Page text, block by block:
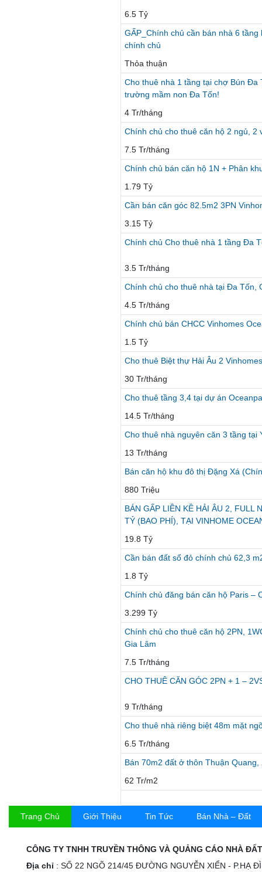
6.5 Tỷ
GẤP_Chính chủ cần bán nhà 6
chính chủ
Thỏa thuận
Cho thuê nhà 1 tầng tại chợ Bún Đa
trường mầm non Đa Tốn!
4 Tr/tháng
Chính chủ cho thuê căn hộ 2 ngủ, 2
7.5 Tr/tháng
Chính chủ bán căn hộ 1N + Phân
1.79 Tỷ
Cần bán căn góc 82.5m2 3PN
3.15 Tỷ
Chính chủ Cho thuê nhà 1 tầng Đa
3.5 Tr/tháng
Chính chủ cho thuê nhà tại Đa Tốn,
4.5 Tr/tháng
Chính chủ bán CHCC Vinhomes
1.5 Tỷ
Cho thuê Biệt thự Hải Âu 2
30 Tr/tháng
Cho thuê tầng 3,4 tại dự án
14.5 Tr/tháng
Cho thuê nhà nguyên căn 3 tầng tại
13 Tr/tháng
Bán căn hộ khu đô thị Đặng Xá
880 Triệu
BÁN GẤP LIỀN KỀ HẢI ÂU 2, FULL
TỶ (BAO PHÍ), TẠI VINHOME
19.8 Tỷ
Cần bán đất sổ đỏ chính chủ 62,3
1.8 Tỷ
Chính chủ đăng bán căn hộ Paris –
3.299 Tỷ
Chính chủ cho thuê căn hộ 2PN,
Gia Lâm
7.5 Tr/tháng
CHO THUÊ CĂN GÓC 2PN + 1 –
9 Tr/tháng
Cho thuê nhà riêng biệt 48m mặt
6.5 Tr/tháng
Bán 70m2 đất ở thôn Thuận
62 Tr/m2
Trang Chủ Giới Thiệu Tin Tức Bán Nhà – Đất
CÔNG TY TNHH TRUYỀN THÔNG VÀ QUẢNG CÁO NHÀ
Địa chỉ : SỐ 22 NGÕ 214/45 ĐƯỜNG NGUYỄN XIỂN - P.HẠ